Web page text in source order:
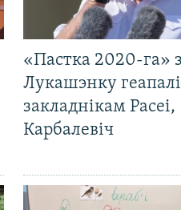
«Пастка 2020-га»
Лукашэнку
закладнікам
Карбалевіч